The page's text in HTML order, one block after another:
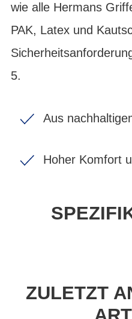
wie alle Hermans
PAK, Latex und
5.
Aus
Hoher Komfort
ZULETZT